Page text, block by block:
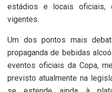
estádios e locais oficiais,
vigentes.
Um dos pontos mais
propaganda de bebidas
eventos oficiais da Copa,
previsto atualmente na